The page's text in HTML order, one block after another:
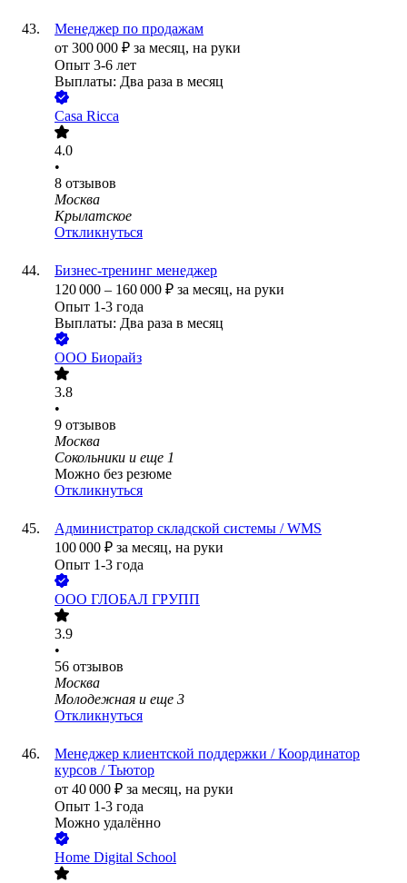
Менеджер по продажам
от 300 000 ₽ за месяц, на руки
Опыт 3-6 лет
Выплаты: Два раза в месяц
Casa Ricca
4.0
•
8 отзывов
Москва
Крылатское
Откликнуться
Бизнес-тренинг менеджер
120 000 – 160 000 ₽ за месяц, на руки
Опыт 1-3 года
Выплаты: Два раза в месяц
ООО Биорайз
3.8
•
9 отзывов
Москва
Сокольники и еще 1
Можно без резюме
Откликнуться
Администратор складской системы / WMS
100 000 ₽ за месяц, на руки
Опыт 1-3 года
ООО ГЛОБАЛ ГРУПП
3.9
•
56 отзывов
Москва
Молодежная и еще 3
Откликнуться
Менеджер клиентской поддержки / Координатор
курсов / Тьютор
от 40 000 ₽ за месяц, на руки
Опыт 1-3 года
Можно удалённо
Home Digital School